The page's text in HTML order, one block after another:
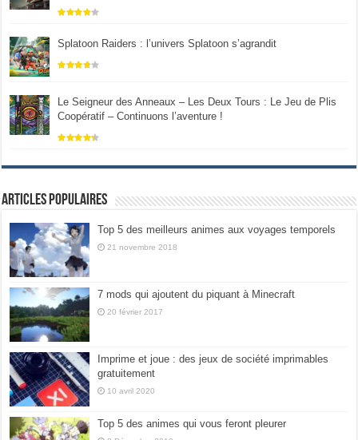
Splatoon Raiders : l’univers Splatoon s’agrandit
Le Seigneur des Anneaux – Les Deux Tours : Le Jeu de Plis
Coopératif – Continuons l’aventure !
Articles populaires
Top 5 des meilleurs animes aux voyages temporels
21 novembre 2018
7 mods qui ajoutent du piquant à Minecraft
20 février 2017
Imprime et joue : des jeux de société imprimables
gratuitement
10 avril 2020
Top 5 des animes qui vous feront pleurer